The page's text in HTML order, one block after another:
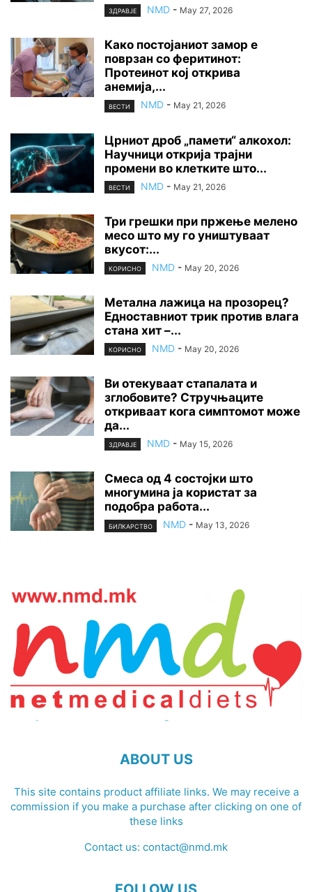
ЗДРАВЈЕ NMD - May 27, 2026
Како постојаниот замор е
поврзан со феритинот:
Протеинот кој открива
анемија,...
ВЕСТИ NMD - May 21, 2026
Црниот дроб „памети“ алкохол:
Научници открија трајни
промени во клетките што...
ВЕСТИ NMD - May 21, 2026
Три грешки при пржење мелено
месо што му го уништуваат
вкусот:...
КОРИСНО NMD - May 20, 2026
Метална лажица на прозорец?
Едноставниот трик против влага
стана хит –...
КОРИСНО NMD - May 20, 2026
Ви отекуваат стапалата и
зглобовите? Стручњаците
откриваат кога симптомот може
да...
ЗДРАВЈЕ NMD - May 15, 2026
Смеса од 4 состојки што
многумина ја користат за
подобра работа...
БИЛКАРСТВО NMD - May 13, 2026
ABOUT US
This site contains product affiliate links. We may receive a
commission if you make a purchase after clicking on one of
these links
Contact us: contact@nmd.mk